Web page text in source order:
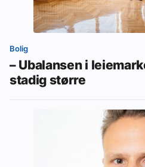
Bolig
– Ubalansen i
stadig større